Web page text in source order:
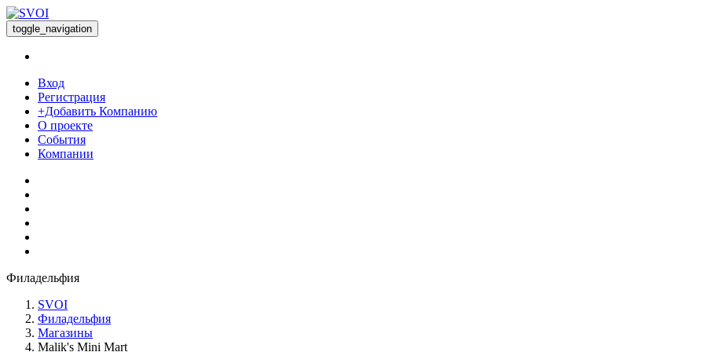
toggle_navigation
Вход
Регистрация
+Добавить Компанию
О проекте
События
Компании
Филадельфия
SVOI
Филадельфия
Магазины
Malik's Mini Mart